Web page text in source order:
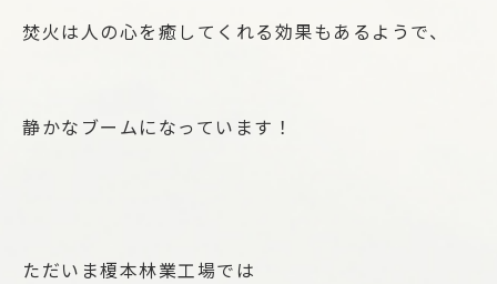
焚火は人の心を癒してくれる効果もあるようで、
静かなブームになっています！
ただいま榎本林業工場では